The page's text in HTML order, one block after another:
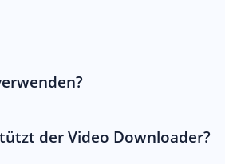
der Video Downloader?